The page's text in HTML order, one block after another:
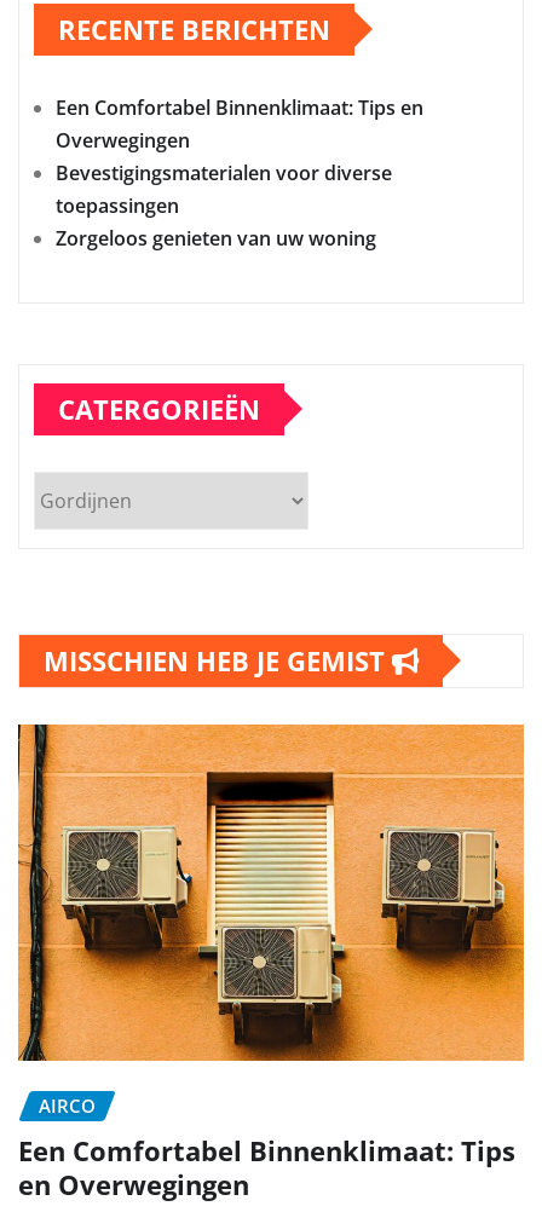
RECENTE BERICHTEN
Een Comfortabel Binnenklimaat: Tips en
Overwegingen
Bevestigingsmaterialen voor diverse
toepassingen
Zorgeloos genieten van uw woning
CATERGORIEËN
Catergorieën
MISSCHIEN HEB JE GEMIST
AIRCO
Een Comfortabel Binnenklimaat: Tips
en Overwegingen